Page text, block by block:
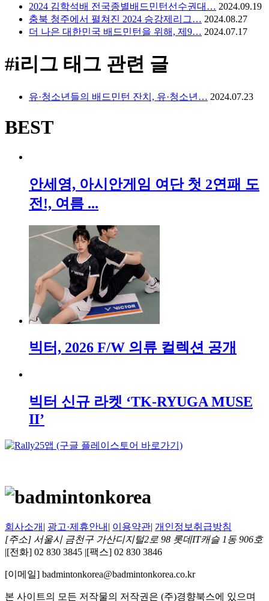
2024 김학석배 전국종별배드민턴선수권대… 2024.09.19
충북 청주에서 펼쳐진 2024 승강제리그… 2024.08.27
더 나은 대한민국 배드민턴을 위해, 제9… 2024.07.17
#i리그 태그 관련 글
유·청소년들의 배드민턴 잔치, 유·청소년… 2024.07.23
BEST
안세영, 아시안게임 여단 첫 2연패 도
전!, 여름 ...
빅터, 2026 F/W 의류 컬렉션 공개
빅터 신규 라켓 ‘TK-RYUGA MUSE
II’
회사소개 | 광고·제휴안내 | 이용약관| 개인정보취급방침
[주소] 서울시 금천구 가산디지털2로 98 롯데IT캐슬 1동 906호
|[전화] 02 830 3845 |[팩스] 02 830 3846
[이메일] badmintonkorea@badmintonkorea.co.kr
본 사이트의 모든 저작물의 저작권은 (주)경향북스에 있으며